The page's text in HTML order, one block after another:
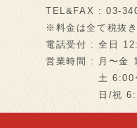
TEL&FAX : 03-
※料金は全て税抜
電話受付 : 全日
営業時間 : 月〜金
土 6:00
日/祝